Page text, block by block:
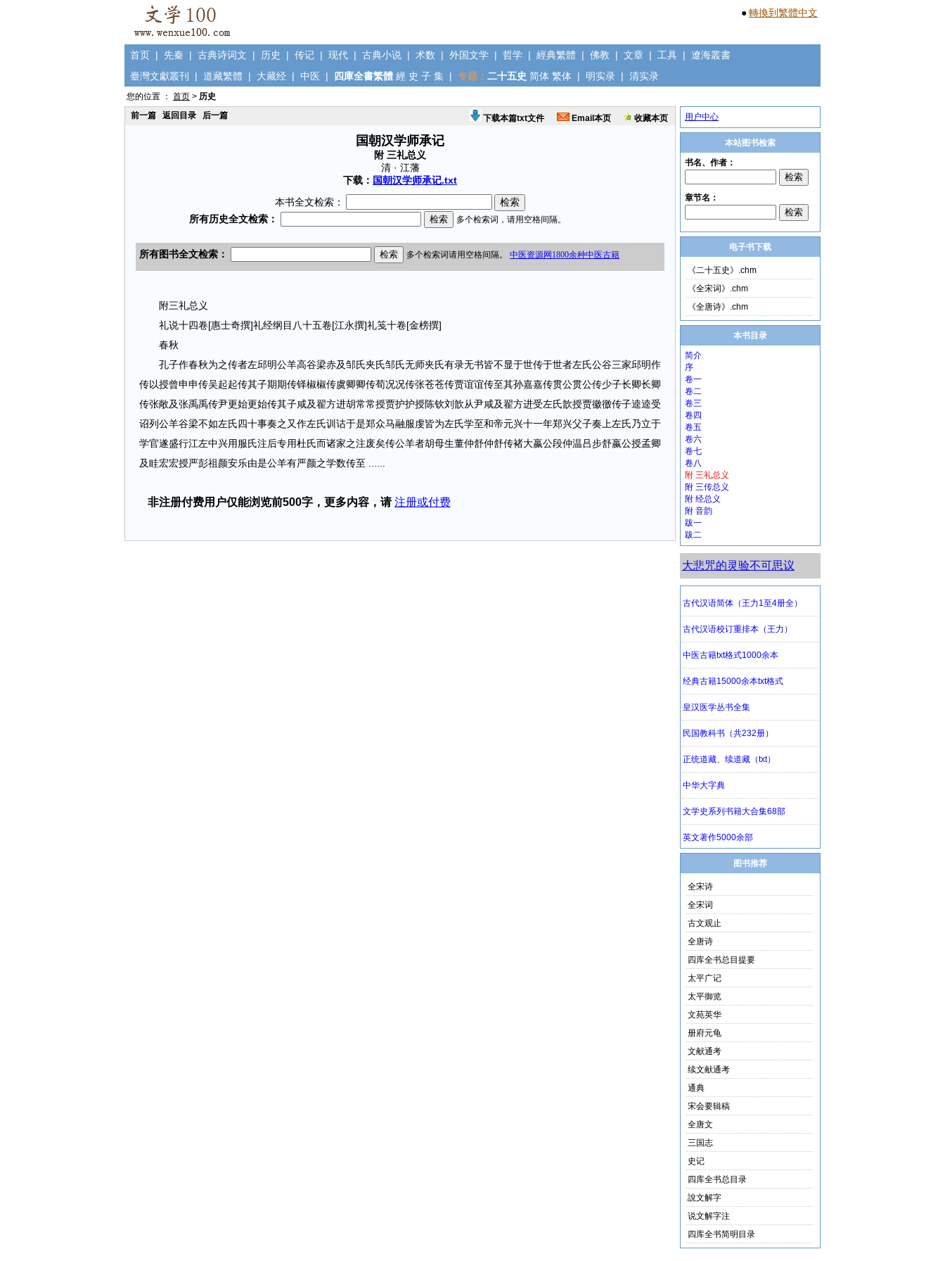
●轉換到繁體中文
首页 | 先秦 | 古典诗词文 | 历史 | 传记 | 现代 | 古典小说 | 术数 | 外国文学 | 哲学 | 經典繁體 | 佛教 | 文章 | 工具 | 遼海叢書
臺灣文獻叢刊
| 道藏繁體 | 大藏经 | 中医 | 四庫全書繁體 經 史 子 集 | 专题： 二十五史 简体 繁体 | 明实录 | 清实录
您的位置 ： 首页 > 历史
前一篇
返回目录 后一篇 下载本篇txt文件 Email本页 收藏本页
国朝汉学师承记
附 三礼总义
清 · 江藩
下载： 国朝汉学师承记.txt
本书全文检索：
附三礼总义
礼说十四卷[惠士奇撰]礼经纲目八十五卷[江永撰]礼笺十卷[金榜撰]
春秋
孔子作春秋为之传者左邱明公羊高谷梁赤及邹氏夹氏邹氏无师夹氏有录无书皆不显于世传于世者左氏公谷三家邱明作
传以授曾申申传吴起起传其子期期传铎椒椒传虞卿卿传荀况况传张苍苍传贾谊谊传至其孙嘉嘉传贯公贯公传少子长卿长卿
传张敞及张禹禹传尹更始更始传其子咸及翟方进胡常常授贾护护授陈钦刘歆从尹咸及翟方进受左氏歆授贾徽徼传子逵逵受
诏列公羊谷梁不如左氏四十事奏之又作左氏训诂于是郑众马融服虔皆为左氏学至和帝元兴十一年郑兴父子奏上左氏乃立于
学官遂盛行江左中兴用服氏注后专用杜氏而诸家之注废矣传公羊者胡母生董仲舒仲舒传褚大嬴公段仲温吕步舒嬴公授孟卿
及眭宏宏授严彭祖颜安乐由是公羊有严颜之学数传至 ......
非注册付费用户仅能浏览前500字，更多内容，请 注册或付费
用户中心
本站图书检索
电子书下载
《二十五史》.chm
《全宋词》.chm
《全唐诗》.chm
本书目录
简介
序
卷一
卷二
卷三
卷四
卷五
卷六
卷七
卷八
附 三礼总义
附 三传总义
附 经总义
附 音韵
跋一
跋二
大悲咒的灵验不可思议
图书推荐
全宋诗
全宋词
古文观止
全唐诗
四库全书总目提要
太平广记
太平御览
文苑英华
册府元龟
文献通考
续文献通考
通典
宋会要辑稿
全唐文
三国志
史记
四库全书总目录
說文解字
说文解字注
四库全书简明目录